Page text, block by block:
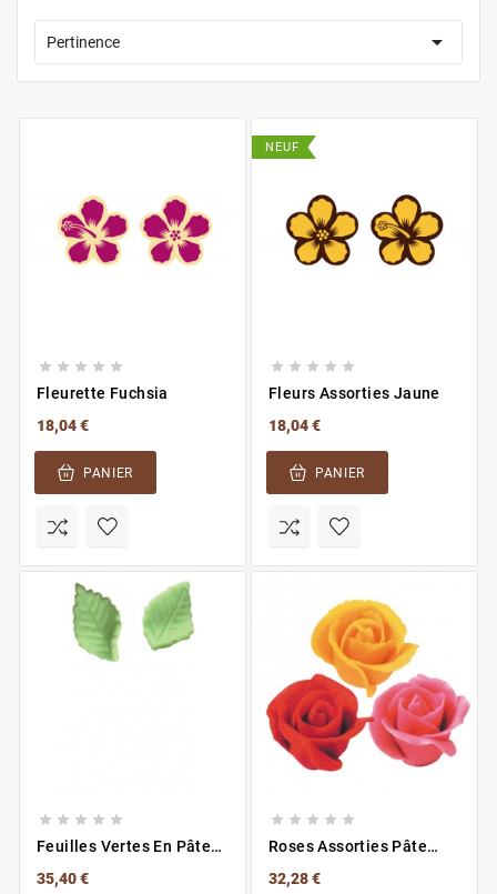
Pertinence 
    
Fleurette Fuchsia
18,04 €
PANIER
NEUF
    
Fleurs Assorties Jaune
18,04 €
PANIER
    
Feuilles Vertes En Pâte
35,40 €
    
Roses Assorties Pâte
32,28 €